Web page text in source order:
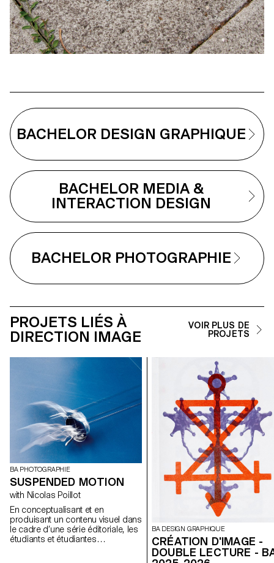
BACHELOR DESIGN GRAPHIQUE
BACHELOR MEDIA &
INTERACTION DESIGN
BACHELOR PHOTOGRAPHIE
PROJETS LIÉS À
DIRECTION IMAGE
VOIR PLUS DE
PROJETS
BA PHOTOGRAPHIE
SUSPENDED MOTION
with Nicolas Poillot
En conceptualisant et en
produisant un contenu visuel dans
le cadre d’une série éditoriale, les
étudiants et étudiantes
BA DESIGN GRAPHIQUE
CRÉATION D'IMAGE -
DOUBLE LECTURE -